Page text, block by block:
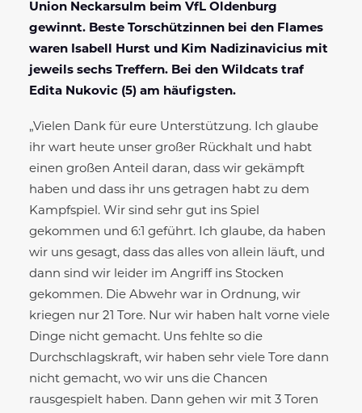
Union Neckarsulm beim VfL Oldenburg
gewinnt. Beste Torschützinnen bei den Flames
waren Isabell Hurst und Kim Nadizinavicius mit
jeweils sechs Treffern. Bei den Wildcats traf
Edita Nukovic (5) am häufigsten.
„Vielen Dank für eure Unterstützung. Ich glaube
ihr wart heute unser großer Rückhalt und habt
einen großen Anteil daran, dass wir gekämpft
haben und dass ihr uns getragen habt zu dem
Kampfspiel. Wir sind sehr gut ins Spiel
gekommen und 6:1 geführt. Ich glaube, da haben
wir uns gesagt, dass das alles von allein läuft, und
dann sind wir leider im Angriff ins Stocken
gekommen. Die Abwehr war in Ordnung, wir
kriegen nur 21 Tore. Nur wir haben halt vorne viele
Dinge nicht gemacht. Uns fehlte so die
Durchschlagskraft, wir haben sehr viele Tore dann
nicht gemacht, wo wir uns die Chancen
rausgespielt haben. Dann gehen wir mit 3 Toren